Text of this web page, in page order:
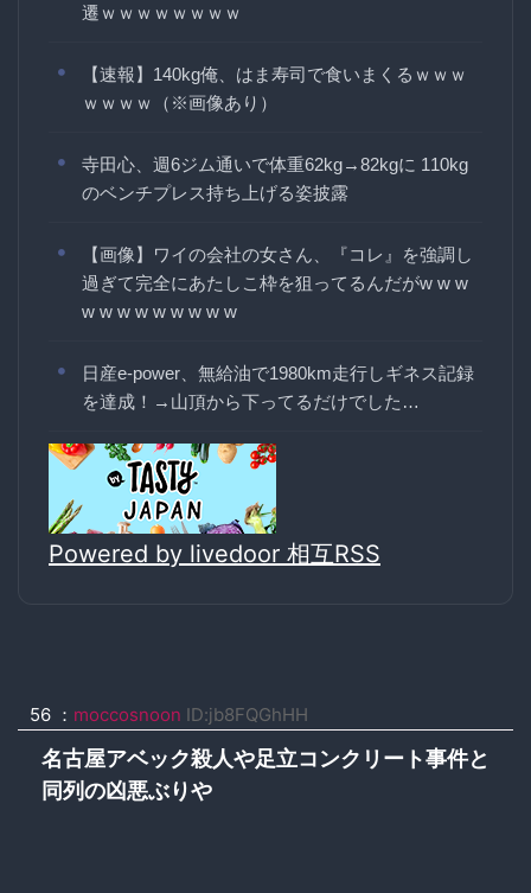
遷ｗｗｗｗｗｗｗｗ
【速報】140kg俺、はま寿司で食いまくるｗｗｗ
ｗｗｗｗ（※画像あり）
寺田心、週6ジム通いで体重62kg→82kgに 110kg
のベンチプレス持ち上げる姿披露
【画像】ワイの会社の女さん、『コレ』を強調し
過ぎて完全にあたしこ枠を狙ってるんだがw w w
w w w w w w w w w
日産e-power、無給油で1980km走行しギネス記録
を達成！→山頂から下ってるだけでした…
Powered by livedoor 相互RSS
56 ： moccosnoon ID:jb8FQGhHH
名古屋アベック殺人や足立コンクリート事件と
同列の凶悪ぶりや